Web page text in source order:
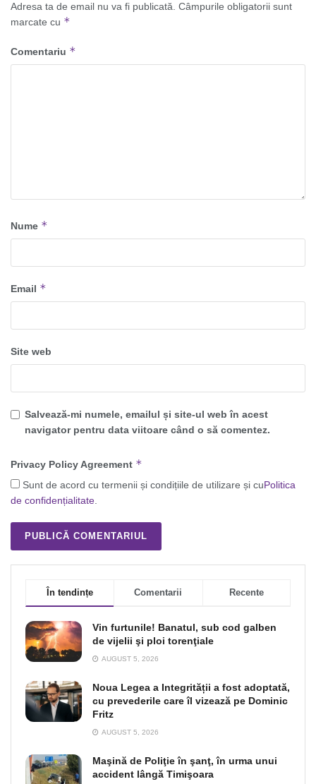
Adresa ta de email nu va fi publicată. Câmpurile obligatorii sunt
marcate cu *
Comentariu *
Nume *
Email *
Site web
Salvează-mi numele, emailul și site-ul web în acest
navigator pentru data viitoare când o să comentez.
Privacy Policy Agreement *
Sunt de acord cu termenii și condițiile de utilizare și cuPolitica
de confidențialitate.
În tendințe Comentarii Recente
Vin furtunile! Banatul, sub cod galben
de vijelii şi ploi torenţiale
AUGUST 5, 2026
Noua Legea a Integrității a fost adoptată,
cu prevederile care îl vizează pe Dominic
Fritz
AUGUST 5, 2026
Maşină de Poliţie în şanţ, în urma unui
accident lângă Timişoara